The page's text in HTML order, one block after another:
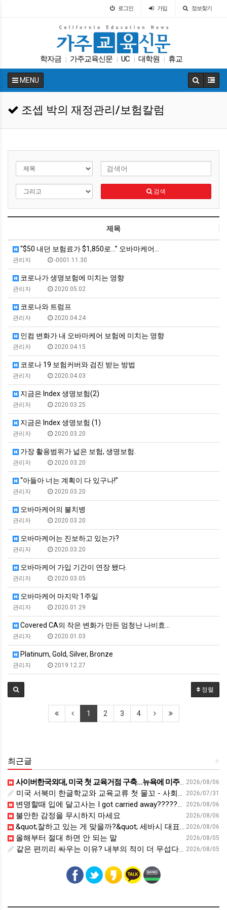
로그인 가입 정보찾기
학자금 가주교육신문 UC 대학원 휴교
트럼프 ACT 팝사 캘리포니아 교육부
MENU
조셉 박의 재정관리/보험칼럼
검색
제목
“$50 내던 보험료가 $1,850로...” 오바마케어…
관리자 -0001.11.30
코로나가 생명보험에 미치는 영향
관리자 2020.05.02
코로나와 트럼프
관리자 2020.04.24
인컴 변화가 내 오바마케어 보험에 미치는 영향
관리자 2020.04.15
코로나 19 보험커버와 검진 받는 방법
관리자 2020.04.03
지금은 Index 생명보험(2)
관리자 2020.03.25
지금은 Index 생명보험 (1)
관리자 2020.03.20
가장 활용범위가 넓은 보험, 생명보험.
관리자 2020.03.20
“아들아 너는 계획이 다 있구나!”
관리자 2020.03.20
오바마케어의 불치병
관리자 2020.03.20
오바마케어는 진보하고 있는가?
관리자 2020.03.20
오바마케어 가입 기간이 연장 됐다.
관리자 2020.03.05
오바마케어 마지막 1주일
관리자 2020.01.29
Covered CA의 작은 변화가 만든 엄청난 나비효…
관리자 2020.01.03
Platinum, Gold, Silver, Bronze
관리자 2019.12.27
정렬
1 2 3 4
+
최근글
2026/08/06
사이버한국외대, 미국 첫 교육거점 구축…뉴욕에 미주글로벌센터 개소 - 재외동포신문
2026/07/31
미국 서북미 한글학교와 교육교류 첫 물꼬 - 사회적경제뉴스
2026/08/06
변명할때 입에 달고사는 I got carried away????????
2026/08/06
불안한 감정을 무시하지 마세요
2026/08/06
&quot;잘하고 있는 게 맞을까?&quot; 세바시 대표가 비교 지옥에서 탈출한 방법 [#세바시45 에디토리얼 ep.2]
2026/08/05
올해부터 절대 하면 안 되는 말
2026/08/05
같은 편끼리 싸우는 이유? 내부의 적이 더 무섭다? 인간이 갈등을 빚는 이유ㅣ최재천의 아마존